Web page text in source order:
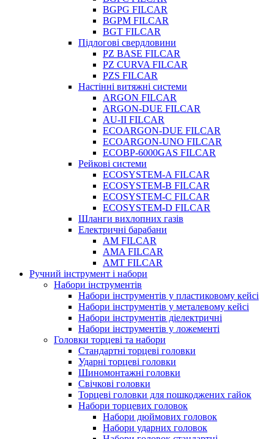
BGPG FILCAR
BGPM FILCAR
BGT FILCAR
Підлогові свердловини
PZ BASE FILCAR
PZ CURVA FILCAR
PZS FILCAR
Настінні витяжні системи
ARGON FILCAR
ARGON-DUE FILCAR
AU-II FILCAR
ECOARGON-DUE FILCAR
ECOARGON-UNO FILCAR
ECOBP-6000GAS FILCAR
Рейкові системи
ECOSYSTEM-A FILCAR
ECOSYSTEM-B FILCAR
ECOSYSTEM-C FILCAR
ECOSYSTEM-D FILCAR
Шланги вихлопних газів
Електричні барабани
AM FILCAR
AMA FILCAR
AMT FILCAR
Ручний інструмент і набори
Набори інструментів
Набори інструментів у пластиковому кейсі
Набори інструментів у металевому кейсі
Набори інструментів діелектричні
Набори інструментів у ложементі
Головки торцеві та набори
Стандартні торцеві головки
Ударні торцеві головки
Шиномонтажні головки
Свічкові головки
Торцеві головки для пошкоджених гайок
Набори торцевих головок
Набори дюймових головок
Набори ударних головок